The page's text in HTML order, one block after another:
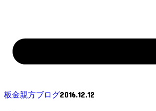
板金親方ブログ2016.12.12